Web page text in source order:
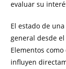
evaluar su
El estado de
general desde
Elementos
influyen